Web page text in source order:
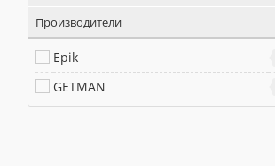
Производители
Epik
GETMAN